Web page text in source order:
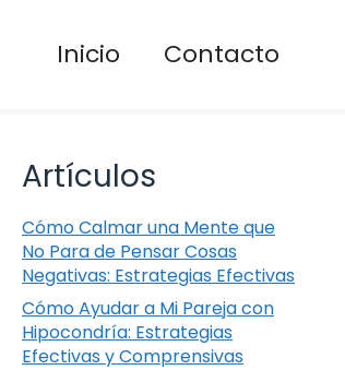
Inicio Contacto
Artículos
Cómo Calmar una Mente que
No Para de Pensar Cosas
Negativas: Estrategias Efectivas
Cómo Ayudar a Mi Pareja con
Hipocondría: Estrategias
Efectivas y Comprensivas